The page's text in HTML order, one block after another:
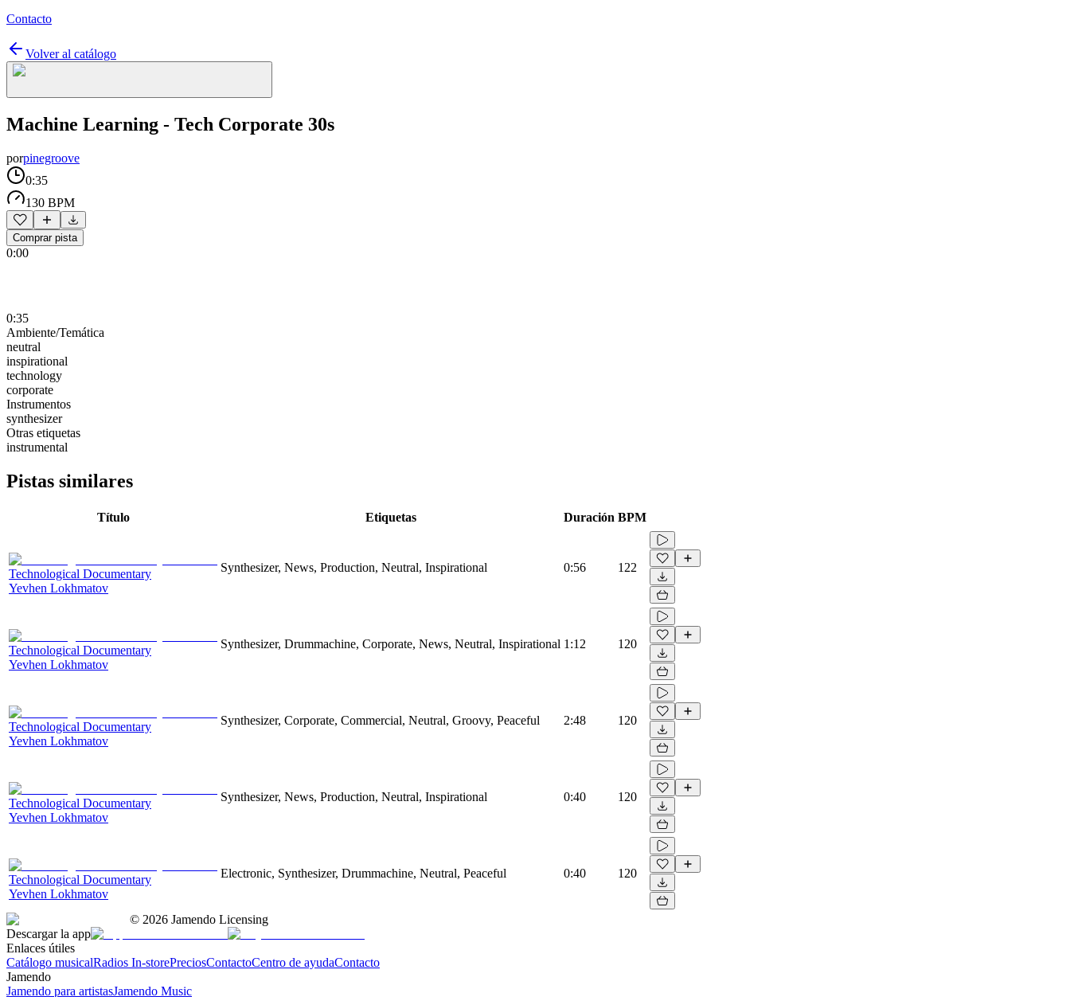
Contacto
Volver al catálogo
Machine Learning - Tech Corporate 30s
porpinegroove
0:35
130 BPM
Comprar pista
0:00
0:35
Ambiente/Temática
neutral
inspirational
technology
corporate
Instrumentos
synthesizer
Otras etiquetas
instrumental
Pistas similares
Título Etiquetas Duración BPM
Technological Documentary
Yevhen Lokhmatov
Synthesizer, News, Production, Neutral, Inspirational 0:56 122
Technological Documentary
Yevhen Lokhmatov
Synthesizer, Drummachine, Corporate, News, Neutral, Inspirational 1:12 120
Technological Documentary
Yevhen Lokhmatov
Synthesizer, Corporate, Commercial, Neutral, Groovy, Peaceful 2:48 120
Technological Documentary
Yevhen Lokhmatov
Synthesizer, News, Production, Neutral, Inspirational 0:40 120
Technological Documentary
Yevhen Lokhmatov
Electronic, Synthesizer, Drummachine, Neutral, Peaceful 0:40 120
© 2026 Jamendo Licensing
Descargar la app
Enlaces útiles
Catálogo musicalRadios In-storePreciosContactoCentro de ayudaContacto
Jamendo
Jamendo para artistasJamendo Music